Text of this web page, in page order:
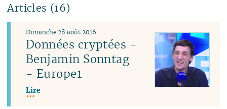
Articles (16)
Données cryptées -
Benjamin Sonntag
- Europe1
Dimanche 28 août 2016
Lire